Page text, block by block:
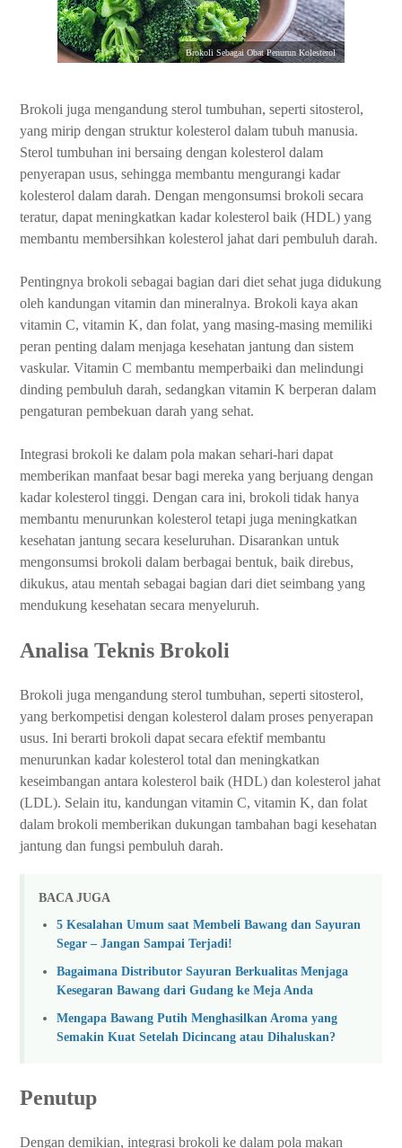
Brokoli Sebagai Obat Penurun Kolesterol
Brokoli juga mengandung sterol tumbuhan, seperti sitosterol,
yang mirip dengan struktur kolesterol dalam tubuh manusia.
Sterol tumbuhan ini bersaing dengan kolesterol dalam
penyerapan usus, sehingga membantu mengurangi kadar
kolesterol dalam darah. Dengan mengonsumsi brokoli secara
teratur, dapat meningkatkan kadar kolesterol baik (HDL) yang
membantu membersihkan kolesterol jahat dari pembuluh darah.
Pentingnya brokoli sebagai bagian dari diet sehat juga didukung
oleh kandungan vitamin dan mineralnya. Brokoli kaya akan
vitamin C, vitamin K, dan folat, yang masing-masing memiliki
peran penting dalam menjaga kesehatan jantung dan sistem
vaskular. Vitamin C membantu memperbaiki dan melindungi
dinding pembuluh darah, sedangkan vitamin K berperan dalam
pengaturan pembekuan darah yang sehat.
Integrasi brokoli ke dalam pola makan sehari-hari dapat
memberikan manfaat besar bagi mereka yang berjuang dengan
kadar kolesterol tinggi. Dengan cara ini, brokoli tidak hanya
membantu menurunkan kolesterol tetapi juga meningkatkan
kesehatan jantung secara keseluruhan. Disarankan untuk
mengonsumsi brokoli dalam berbagai bentuk, baik direbus,
dikukus, atau mentah sebagai bagian dari diet seimbang yang
mendukung kesehatan secara menyeluruh.
Analisa Teknis Brokoli
Brokoli juga mengandung sterol tumbuhan, seperti sitosterol,
yang berkompetisi dengan kolesterol dalam proses penyerapan
usus. Ini berarti brokoli dapat secara efektif membantu
menurunkan kadar kolesterol total dan meningkatkan
keseimbangan antara kolesterol baik (HDL) dan kolesterol jahat
(LDL). Selain itu, kandungan vitamin C, vitamin K, dan folat
dalam brokoli memberikan dukungan tambahan bagi kesehatan
jantung dan fungsi pembuluh darah.
BACA JUGA
5 Kesalahan Umum saat Membeli Bawang dan Sayuran
Segar – Jangan Sampai Terjadi!
Bagaimana Distributor Sayuran Berkualitas Menjaga
Kesegaran Bawang dari Gudang ke Meja Anda
Mengapa Bawang Putih Menghasilkan Aroma yang
Semakin Kuat Setelah Dicincang atau Dihaluskan?
Penutup
Dengan demikian, integrasi brokoli ke dalam pola makan